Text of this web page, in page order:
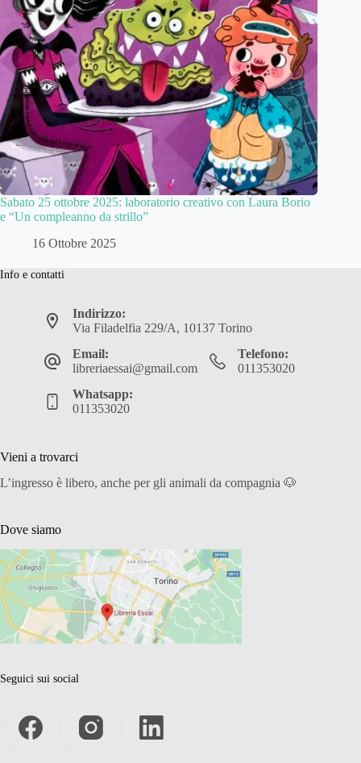
Sabato 25 ottobre 2025: laboratorio creativo con Laura Borio
e “Un compleanno da strillo”
16 Ottobre 2025
Info e contatti
Indirizzo:
Via Filadelfia 229/A, 10137 Torino
Email:
libreriaessai@gmail.com
Telefono:
011353020
Whatsapp:
011353020
Vieni a trovarci
L’ingresso è libero, anche per gli animali da compagnia 🐶
Dove siamo
Seguici sui social